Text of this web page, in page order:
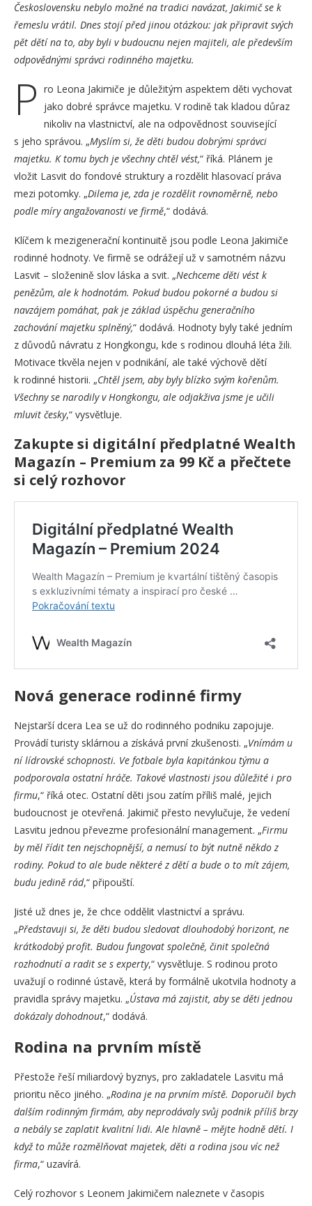
Československu nebylo možné na tradici navázat, Jakimič se k
řemeslu vrátil. Dnes stojí před jinou otázkou: jak připravit svých
pět dětí na to, aby byli v budoucnu nejen majiteli, ale především
odpovědnými správci rodinného majetku.
P ro Leona Jakimiče je důležitým aspektem děti vychovat
jako dobré správce majetku. V rodině tak kladou důraz
nikoliv na vlastnictví, ale na odpovědnost související
s jeho správou. „Myslím si, že děti budou dobrými správci
majetku. K tomu bych je všechny chtěl vést,“ říká. Plánem je
vložit Lasvit do fondové struktury a rozdělit hlasovací práva
mezi potomky. „Dilema je, zda je rozdělit rovnoměrně, nebo
podle míry angažovanosti ve firmě,“ dodává.
Klíčem k mezigenerační kontinuitě jsou podle Leona Jakimiče
rodinné hodnoty. Ve firmě se odrážejí už v samotném názvu
Lasvit – složenině slov láska a svit. „Nechceme děti vést k
penězům, ale k hodnotám. Pokud budou pokorné a budou si
navzájem pomáhat, pak je základ úspěchu generačního
zachování majetku splněný,“ dodává. Hodnoty byly také jedním
z důvodů návratu z Hongkongu, kde s rodinou dlouhá léta žili.
Motivace tkvěla nejen v podnikání, ale také výchově dětí
k rodinné historii. „Chtěl jsem, aby byly blízko svým kořenům.
Všechny se narodily v Hongkongu, ale odjakživa jsme je učili
mluvit česky,“ vysvětluje.
Zakupte si digitální předplatné Wealth
Magazín – Premium za 99 Kč a přečtete
si celý rozhovor
Nová generace rodinné firmy
Nejstarší dcera Lea se už do rodinného podniku zapojuje.
Provádí turisty sklárnou a získává první zkušenosti. „Vnímám u
ní lídrovské schopnosti. Ve fotbale byla kapitánkou týmu a
podporovala ostatní hráče. Takové vlastnosti jsou důležité i pro
firmu,“ říká otec. Ostatní děti jsou zatím příliš malé, jejich
budoucnost je otevřená. Jakimič přesto nevylučuje, že vedení
Lasvitu jednou převezme profesionální management. „Firmu
by měl řídit ten nejschopnější, a nemusí to být nutně někdo z
rodiny. Pokud to ale bude některé z dětí a bude o to mít zájem,
budu jedině rád,“ připouští.
Jisté už dnes je, že chce oddělit vlastnictví a správu.
„Představuji si, že děti budou sledovat dlouhodobý horizont, ne
krátkodobý profit. Budou fungovat společně, činit společná
rozhodnutí a radit se s experty,“ vysvětluje. S rodinou proto
uvažují o rodinné ústavě, která by formálně ukotvila hodnoty a
pravidla správy majetku. „Ústava má zajistit, aby se děti jednou
dokázaly dohodnout,“ dodává.
Rodina na prvním místě
Přestože řeší miliardový byznys, pro zakladatele Lasvitu má
prioritu něco jiného. „Rodina je na prvním místě. Doporučil bych
dalším rodinným firmám, aby neprodávaly svůj podnik příliš brzy
a nebály se zaplatit kvalitní lidi. Ale hlavně – mějte hodně dětí. I
když to může rozmělňovat majetek, děti a rodina jsou víc než
firma,“ uzavírá.
Celý rozhovor s Leonem Jakimičem naleznete v časopis